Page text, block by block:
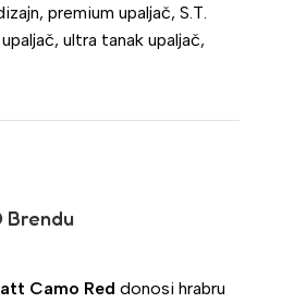
, premium upaljač, S.T.
, ultra tanak upaljač,
Brendu
Camo Red donosi hrabru